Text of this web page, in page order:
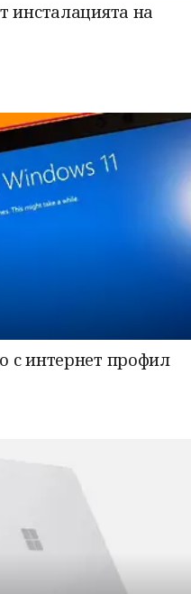
инсталацията на
с интернет профил